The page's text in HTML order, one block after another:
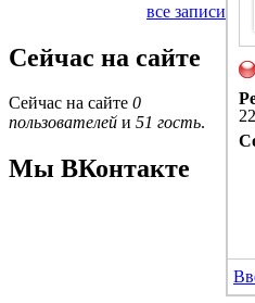
все записи
Сейчас на сайте
Сейчас на сайте 0
пользователей и 51 гость.
Мы ВКонтакте